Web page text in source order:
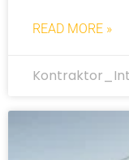
READ MORE »